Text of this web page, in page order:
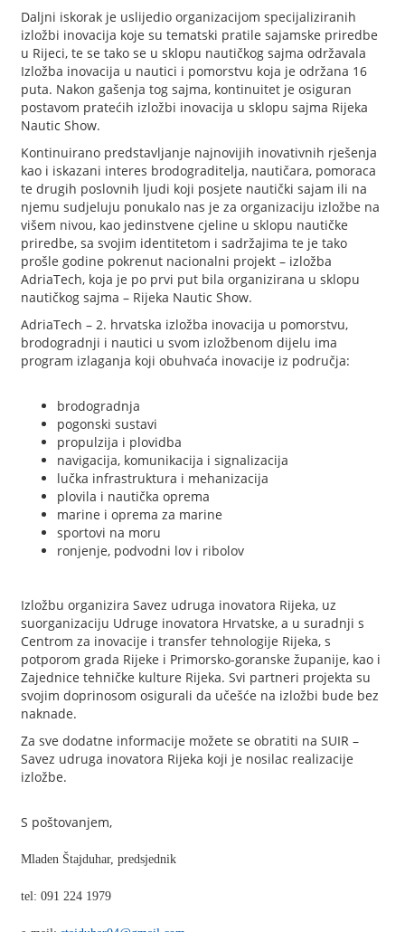
Daljni iskorak je uslijedio organizacijom specijaliziranih
izložbi inovacija koje su tematski pratile sajamske priredbe
u Rijeci, te se tako se u sklopu nautičkog sajma održavala
Izložba inovacija u nautici i pomorstvu koja je održana 16
puta. Nakon gašenja tog sajma, kontinuitet je osiguran
postavom pratećih izložbi inovacija u sklopu sajma Rijeka
Nautic Show.
Kontinuirano predstavljanje najnovijih inovativnih rješenja
kao i iskazani interes brodograditelja, nautičara, pomoraca
te drugih poslovnih ljudi koji posjete nautički sajam ili na
njemu sudjeluju ponukalo nas je za organizaciju izložbe na
višem nivou, kao jedinstvene cjeline u sklopu nautičke
priredbe, sa svojim identitetom i sadržajima te je tako
prošle godine pokrenut nacionalni projekt – izložba
AdriaTech, koja je po prvi put bila organizirana u sklopu
nautičkog sajma – Rijeka Nautic Show.
AdriaTech – 2. hrvatska izložba inovacija u pomorstvu,
brodogradnji i nautici u svom izložbenom dijelu ima
program izlaganja koji obuhvaća inovacije iz područja:
brodogradnja
pogonski sustavi
propulzija i plovidba
navigacija, komunikacija i signalizacija
lučka infrastruktura i mehanizacija
plovila i nautička oprema
marine i oprema za marine
sportovi na moru
ronjenje, podvodni lov i ribolov
Izložbu organizira Savez udruga inovatora Rijeka, uz
suorganizaciju Udruge inovatora Hrvatske, a u suradnji s
Centrom za inovacije i transfer tehnologije Rijeka, s
potporom grada Rijeke i Primorsko-goranske županije, kao i
Zajednice tehničke kulture Rijeka. Svi partneri projekta su
svojim doprinosom osigurali da učešće na izložbi bude bez
naknade.
Za sve dodatne informacije možete se obratiti na SUIR –
Savez udruga inovatora Rijeka koji je nosilac realizacije
izložbe.
S poštovanjem,
Mladen Štajduhar, predsjednik
tel: 091 224 1979